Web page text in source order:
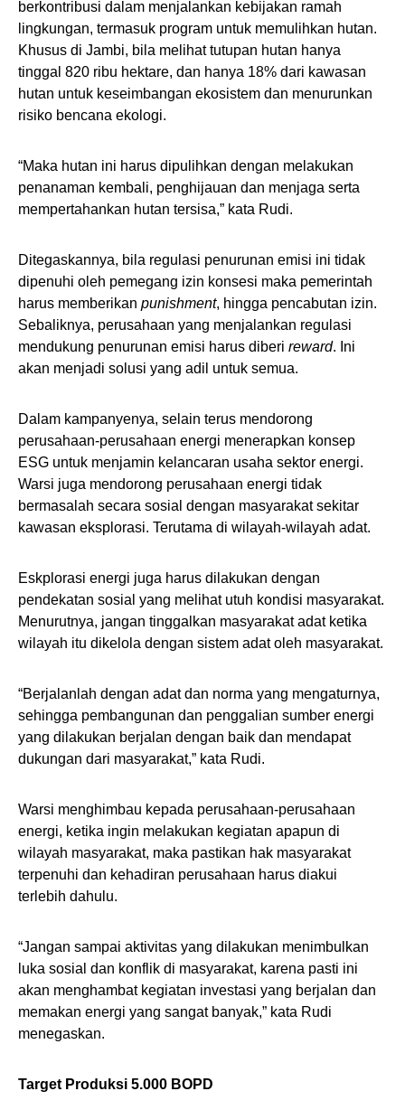
berkontribusi dalam menjalankan kebijakan ramah
lingkungan, termasuk program untuk memulihkan hutan.
Khusus di Jambi, bila melihat tutupan hutan hanya
tinggal 820 ribu hektare, dan hanya 18% dari kawasan
hutan untuk keseimbangan ekosistem dan menurunkan
risiko bencana ekologi.
“Maka hutan ini harus dipulihkan dengan melakukan
penanaman kembali, penghijauan dan menjaga serta
mempertahankan hutan tersisa,” kata Rudi.
Ditegaskannya, bila regulasi penurunan emisi ini tidak
dipenuhi oleh pemegang izin konsesi maka pemerintah
harus memberikan punishment, hingga pencabutan izin.
Sebaliknya, perusahaan yang menjalankan regulasi
mendukung penurunan emisi harus diberi reward. Ini
akan menjadi solusi yang adil untuk semua.
Dalam kampanyenya, selain terus mendorong
perusahaan-perusahaan energi menerapkan konsep
ESG untuk menjamin kelancaran usaha sektor energi.
Warsi juga mendorong perusahaan energi tidak
bermasalah secara sosial dengan masyarakat sekitar
kawasan eksplorasi. Terutama di wilayah-wilayah adat.
Eskplorasi energi juga harus dilakukan dengan
pendekatan sosial yang melihat utuh kondisi masyarakat.
Menurutnya, jangan tinggalkan masyarakat adat ketika
wilayah itu dikelola dengan sistem adat oleh masyarakat.
“Berjalanlah dengan adat dan norma yang mengaturnya,
sehingga pembangunan dan penggalian sumber energi
yang dilakukan berjalan dengan baik dan mendapat
dukungan dari masyarakat,” kata Rudi.
Warsi menghimbau kepada perusahaan-perusahaan
energi, ketika ingin melakukan kegiatan apapun di
wilayah masyarakat, maka pastikan hak masyarakat
terpenuhi dan kehadiran perusahaan harus diakui
terlebih dahulu.
“Jangan sampai aktivitas yang dilakukan menimbulkan
luka sosial dan konflik di masyarakat, karena pasti ini
akan menghambat kegiatan investasi yang berjalan dan
memakan energi yang sangat banyak,” kata Rudi
menegaskan.
Target Produksi 5.000 BOPD